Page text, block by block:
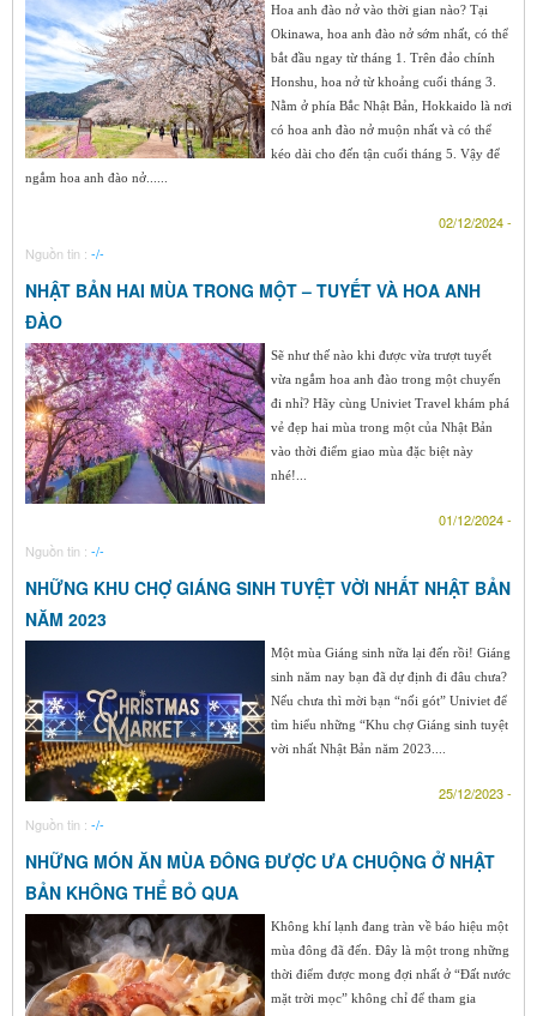
Hoa anh đào nở vào thời gian nào? Tại
Okinawa, hoa anh đào nở sớm nhất, có thể
bắt đầu ngay từ tháng 1. Trên đảo chính
Honshu, hoa nở từ khoảng cuối tháng 3.
Nằm ở phía Bắc Nhật Bản, Hokkaido là nơi
có hoa anh đào nở muộn nhất và có thể
kéo dài cho đến tận cuối tháng 5. Vậy để
ngắm hoa anh đào nở......
02/12/2024 -
Nguồn tin : -/-
NHẬT BẢN HAI MÙA TRONG MỘT – TUYẾT VÀ HOA ANH
ĐÀO
Sẽ như thế nào khi được vừa trượt tuyết
vừa ngắm hoa anh đào trong một chuyến
đi nhỉ? Hãy cùng Univiet Travel khám phá
vẻ đẹp hai mùa trong một của Nhật Bản
vào thời điểm giao mùa đặc biệt này
nhé!...
01/12/2024 -
Nguồn tin : -/-
NHỮNG KHU CHỢ GIÁNG SINH TUYỆT VỜI NHẤT NHẬT BẢN
NĂM 2023
Một mùa Giáng sinh nữa lại đến rồi! Giáng
sinh năm nay bạn đã dự định đi đâu chưa?
Nếu chưa thì mời bạn “nối gót” Univiet để
tìm hiểu những “Khu chợ Giáng sinh tuyệt
vời nhất Nhật Bản năm 2023....
25/12/2023 -
Nguồn tin : -/-
NHỮNG MÓN ĂN MÙA ĐÔNG ĐƯỢC ƯA CHUỘNG Ở NHẬT
BẢN KHÔNG THỂ BỎ QUA
Không khí lạnh đang tràn về báo hiệu một
mùa đông đã đến. Đây là một trong những
thời điểm được mong đợi nhất ở “Đất nước
mặt trời mọc” không chỉ để tham gia